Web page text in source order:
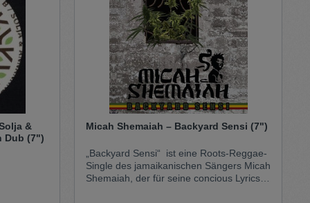
&
Dub (7")
Micah Shemaiah – Backyard Sensi (7")
„Backyard Sensi“ ist eine Roots-Reggae-
Single des jamaikanischen Sängers Micah
Shemaiah, der für seine concious Lyrics